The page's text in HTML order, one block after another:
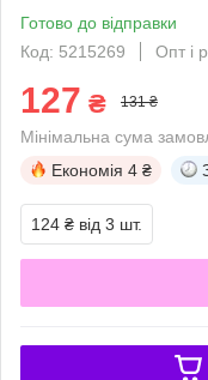
Готово до відправки
Код: 5215269
Опт і
127 ₴ 131 ₴
Мінімальна сума
Економія 4 ₴
124 ₴ від 3 шт.